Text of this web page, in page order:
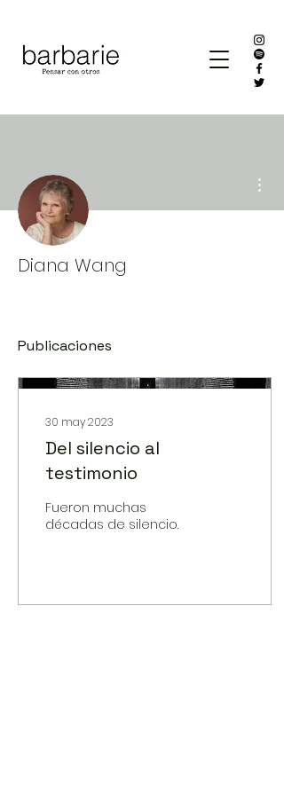
Diana Wang
Publicaciones
30 may 2023
Del silencio al
testimonio
Fueron muchas
décadas de silencio.